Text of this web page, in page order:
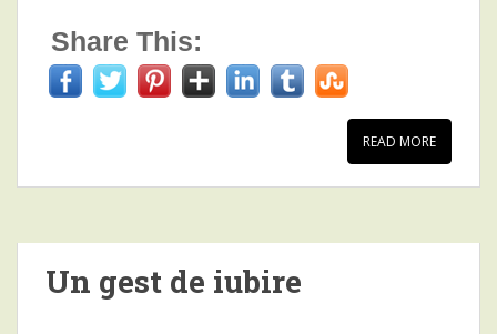
Share This:
READ MORE
Un gest de iubire